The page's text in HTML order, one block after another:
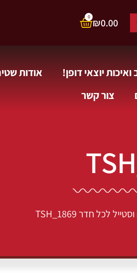
₪0.00
0
יוצאי דופן! אודות
צור קשר
TSH_1869